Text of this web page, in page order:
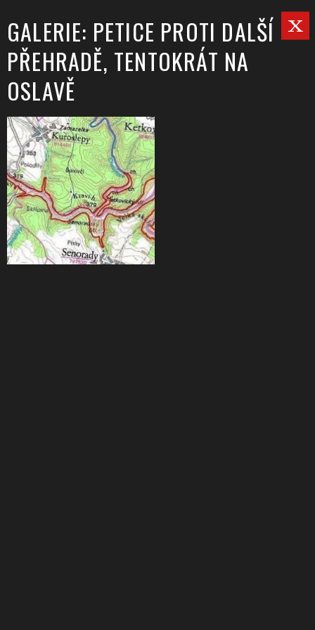
GALERIE: PETICE PROTI DALŠÍ
PŘEHRADĚ, TENTOKRÁT NA
OSLAVĚ